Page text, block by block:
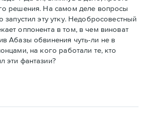
решения. На самом деле вопросы
запустил эту утку. Недобросовестный
оппонента в том, в чем виноват
Абазы обвинения чуть-ли не в
на кого работали те, кто
эти фантазии?